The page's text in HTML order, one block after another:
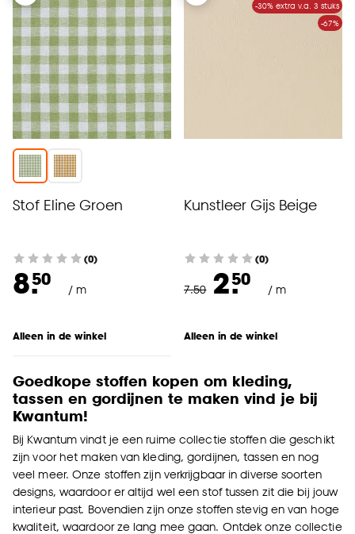
Stof Eline Groen
(0)
8.50
/ m
Alleen in de winkel
-30% extra v.a. 3 stuks
-67%
Kunstleer Gijs Beige
(0)
7.50 2.50
/ m
Alleen in de winkel
Goedkope stoffen kopen om kleding,
tassen en gordijnen te maken vind je bij
Kwantum!
Bij Kwantum vindt je een ruime collectie stoffen die geschikt
zijn voor het maken van kleding, gordijnen, tassen en nog
veel meer. Onze stoffen zijn verkrijgbaar in diverse soorten
designs, waardoor er altijd wel een stof tussen zit die bij jouw
interieur past. Bovendien zijn onze stoffen stevig en van hoge
kwaliteit, waardoor ze lang mee gaan. Ontdek onze collectie